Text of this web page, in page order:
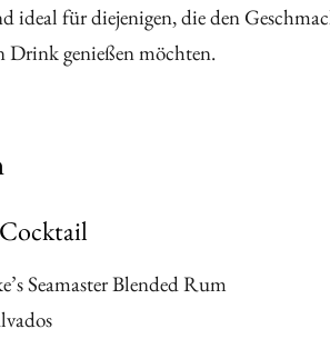
ideal für diejenigen, die den
Drink genießen möchten.
Seamaster Blended Rum